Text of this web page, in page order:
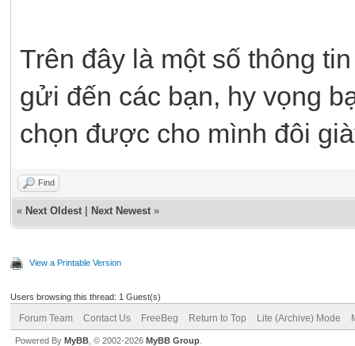
Trên đây là một số thông
gửi đến các bạn, hy vọng
chọn được cho mình đôi
Find
« Next Oldest Next Newest »
View a Printable Version
Users browsing this thread: 1 Guest(s)
Forum Team Contact Us FreeBeg Return to Top Lite (Archive) Mode
Powered By MyBB , © 2002-2026 MyBB Group